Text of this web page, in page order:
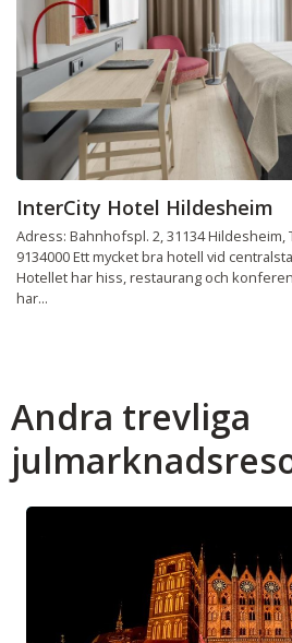
InterCity Hotel Hildesheim
Adress: Bahnhofspl. 2, 31134 Hildesheim,
9134000 Ett mycket bra hotell vid
Hotellet har hiss, restaurang och
har...
Andra trevliga